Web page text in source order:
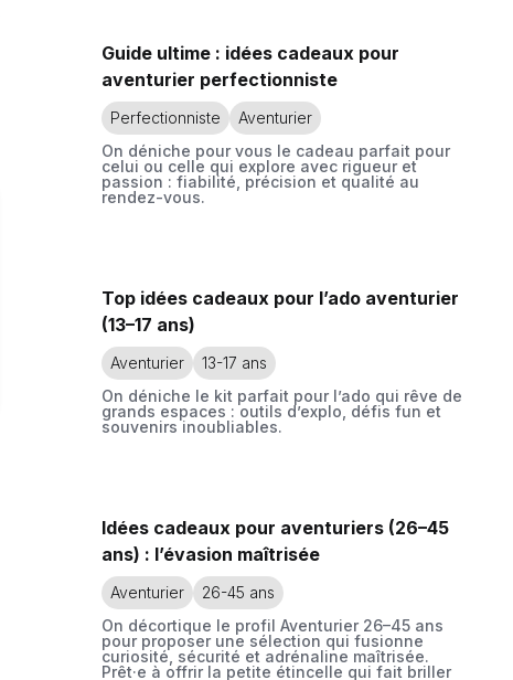
Guide ultime : idées cadeaux pour
aventurier perfectionniste
Perfectionniste
Aventurier
On déniche pour vous le cadeau parfait pour
celui ou celle qui explore avec rigueur et
passion : fiabilité, précision et qualité au
rendez-vous.
Top idées cadeaux pour l’ado aventurier
(13–17 ans)
Aventurier
13-17 ans
On déniche le kit parfait pour l’ado qui rêve de
grands espaces : outils d’explo, défis fun et
souvenirs inoubliables.
Idées cadeaux pour aventuriers (26–45
ans) : l’évasion maîtrisée
Aventurier
26-45 ans
On décortique le profil Aventurier 26–45 ans
pour proposer une sélection qui fusionne
curiosité, sécurité et adrénaline maîtrisée.
Prêt·e à offrir la petite étincelle qui fait briller